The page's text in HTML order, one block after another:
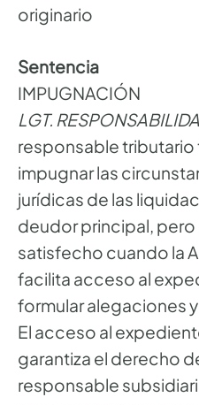
originario
Sentencia
IMPUGNACIÓN
LGT.
responsable tributario
impugnar las
jurídicas de las
deudor principal,
satisfecho cuando la
facilita acceso al
formular alegaciones
El acceso al
garantiza el derecho
responsable